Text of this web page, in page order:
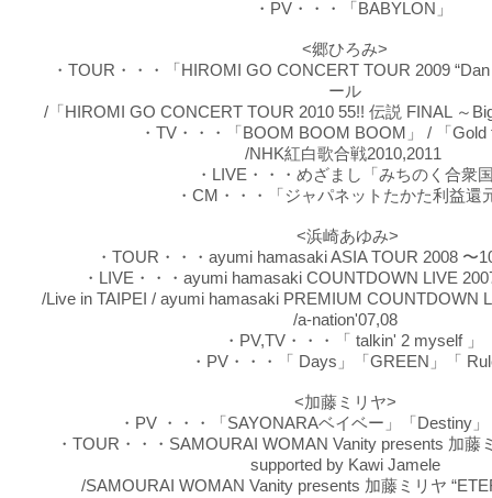
・PV・・・「BABYLON」
<郷ひろみ>
・TOUR・・・「HIROMI GO CONCERT TOUR 2009
ール
/「HIROMI GO CONCERT TOUR 2010 55!! 伝説 FINAL ～
・TV・・・「BOOM BOOM BOOM」 / 「Gold
/NHK紅白歌合戦2010,2011
・LIVE・・・めざまし「みちのく合衆
・CM・・・「ジャパネットたかた利益還
<浜崎あゆみ>
・TOUR・・・ayumi hamasaki ASIA TOUR 2008 〜
・LIVE・・・ayumi hamasaki COUNTDOWN LIVE
/Live in TAIPEI / ayumi hamasaki PREMIUM COUNTDOWN
/a-nation'07,08
・PV,TV・・・「 talkin' 2 myself 」
・PV・・・「 Days」「GREEN」「
<加藤ミリヤ>
・PV ・・・「SAYONARAベイベー」「Destiny
・TOUR・・・SAMOURAI WOMAN Vanity presents 加藤
supported by Kawi Jamele
/SAMOURAI WOMAN Vanity presents 加藤ミリヤ